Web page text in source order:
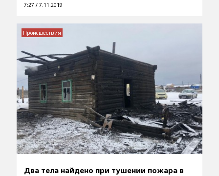
7:27 / 7.11.2019
Два тела найдено при тушении пожара в
Происшествия